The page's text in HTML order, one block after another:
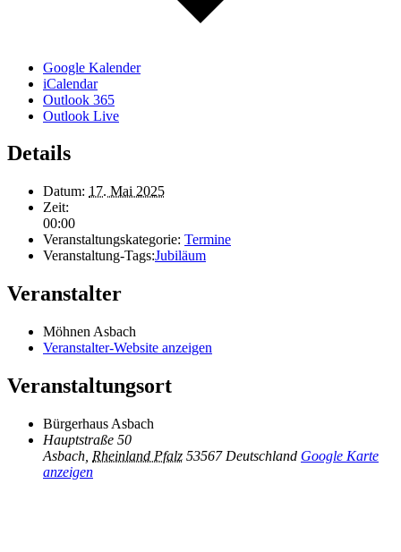
Google Kalender
iCalendar
Outlook 365
Outlook Live
Details
Datum: 17. Mai 2025
Zeit:
00:00
Veranstaltungskategorie: Termine
Veranstaltung-Tags:Jubiläum
Veranstalter
Möhnen Asbach
Veranstalter-Website anzeigen
Veranstaltungsort
Bürgerhaus Asbach
Hauptstraße 50
Asbach Rheinland Pfalz 53567 Deutschland Google Karte
anzeigen